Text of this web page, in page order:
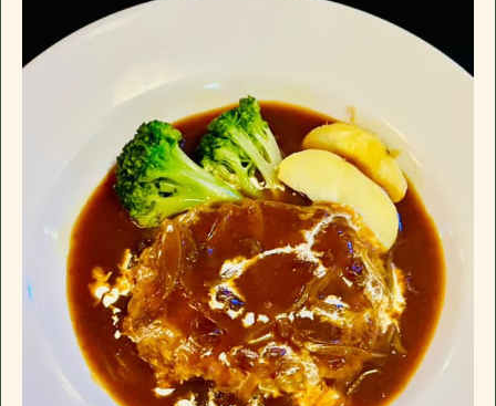
長南町千田の「イザカヤ」です。カウンター7
席、小上がり4名×3、禁煙個室6名一室(個室
のみお子様入店可能)。ドリンクメニュー、フ
ードメニューに加え日替わり黒板メニューが
ございます。
電話番号
営業日時
長南町千田の「イザカヤ」です。カウンター7
席、小上がり4名×3、禁煙個室6名一室(個室
のみお子様入店可能)。ドリンクメニュー、フ
ードメニューに加え日替わり黒板メニューが
ございます。
千葉県長生郡長南町千田227
google mapで開く
電話番号
0475-46-2200
営業日時
17:30 - 00:00 月曜定休
駐車場
有
おすすめ
長南町千田の「イザカヤ」です。カウンター7
席、小上がり4名×3、禁煙個室6名一室(個室
のみお子様入店可能)。ドリンクメニュー、フ
住所
〒297-0115
千葉県長生郡長南町千田227
google mapで開く
電話番号
0475-46-2200
営業日時
17:30 - 00:00 月曜定休
駐車場
有